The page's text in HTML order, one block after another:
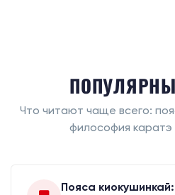
Что читают чаще всего:
философия каратэ
Пояса